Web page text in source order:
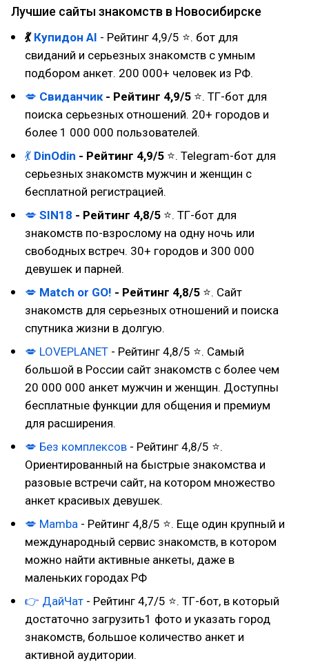
Лучшие сайты знакомств в Новосибирске
💃 Купидон AI - Рейтинг 4,9/5 ⭐. бот для
свиданий и серьезных знакомств с умным
подбором анкет. 200 000+ человек из РФ.
💋 Свиданчик - Рейтинг 4,9/5 ⭐. ТГ-бот для
поиска серьезных отношений. 20+ городов и
более 1 000 000 пользователей.
💃 DinOdin - Рейтинг 4,9/5 ⭐. Telegram-бот для
серьезных знакомств мужчин и женщин с
бесплатной регистрацией.
💋 SIN18 - Рейтинг 4,8/5 ⭐. ТГ-бот для
знакомств по-взрослому на одну ночь или
свободных встреч. 30+ городов и 300 000
девушек и парней.
💋 Match or GO! - Рейтинг 4,8/5 ⭐. Сайт
знакомств для серьезных отношений и поиска
спутника жизни в долгую.
💋 LOVEPLANET - Рейтинг 4,8/5 ⭐. Самый
большой в России сайт знакомств с более чем
20 000 000 анкет мужчин и женщин. Доступны
бесплатные функции для общения и премиум
для расширения.
💋 Без комплексов - Рейтинг 4,8/5 ⭐.
Ориентированный на быстрые знакомства и
разовые встречи сайт, на котором множество
анкет красивых девушек.
💋 Mamba - Рейтинг 4,8/5 ⭐. Еще один крупный и
международный сервис знакомств, в котором
можно найти активные анкеты, даже в
маленьких городах РФ
👉 ДайЧат - Рейтинг 4,7/5 ⭐. ТГ-бот, в который
достаточно загрузить1 фото и указать город
знакомств, большое количество анкет и
активной аудитории.